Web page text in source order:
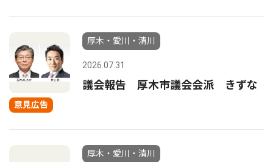
意見広告
厚木・愛川・清川
2026.07.31
議会報告 厚木市議会会派 きずな
厚木・愛川・清川